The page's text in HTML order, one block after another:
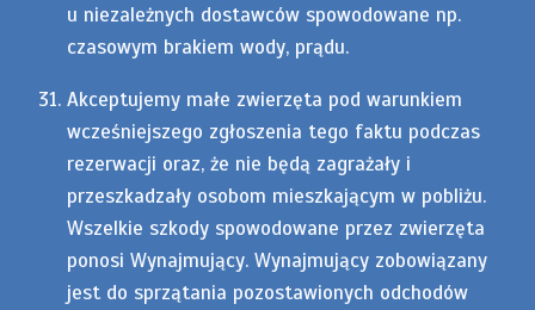
u niezależnych dostawców spowodowane np.
czasowym brakiem wody, prądu.
Akceptujemy małe zwierzęta pod warunkiem
wcześniejszego zgłoszenia tego faktu podczas
rezerwacji oraz, że nie będą zagrażały i
przeszkadzały osobom mieszkającym w pobliżu.
Wszelkie szkody spowodowane przez zwierzęta
ponosi Wynajmujący. Wynajmujący zobowiązany
jest do sprzątania pozostawionych odchodów